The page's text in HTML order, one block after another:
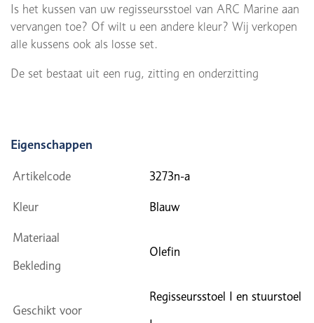
Is het kussen van uw regisseursstoel van ARC Marine aan
vervangen toe? Of wilt u een andere kleur? Wij verkopen
alle kussens ook als losse set.
De set bestaat uit een rug, zitting en onderzitting
Eigenschappen
Artikelcode 3273n-a
Kleur Blauw
Materiaal
Bekleding
Olefin
Geschikt voor
Regisseursstoel I en stuurstoel